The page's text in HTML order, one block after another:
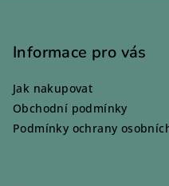
Informace pro vás
Jak nakupovat
Obchodní podmínky
Podmínky ochrany